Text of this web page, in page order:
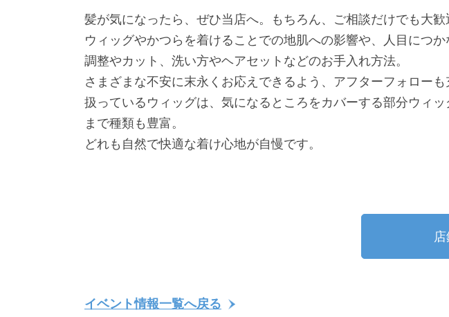
髪が気になったら、ぜひ当店へ。もちろん、ご相談だけでも大歓
ウィッグやかつらを着けることでの地肌への影響や、人目につか
調整やカット、洗い方やヘアセットなどのお手入れ方法。
さまざまな不安に末永くお応えできるよう、アフターフォローも
扱っているウィッグは、気になるところをカバーする部分ウィ
まで種類も豊富。
どれも自然で快適な着け心地が自慢です。
イベント情報一覧へ戻る